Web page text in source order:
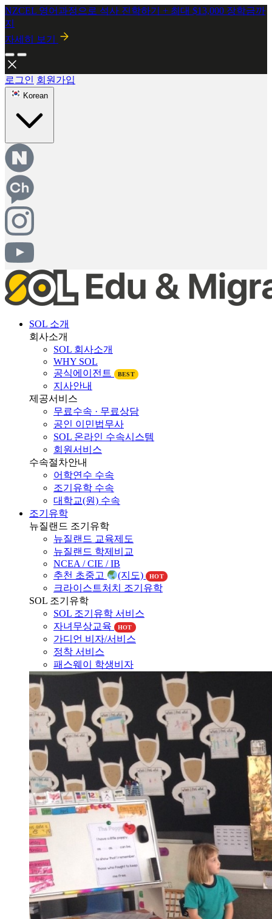
2026년 8월 시행! 뉴질랜드 SMC 개정안 안내
자세히보기
로그인
Korean
회사소개
SOL 회사소개
WHY SOL
공식에이전트
지사안내
제공서비스
무료수속 · 무료상담
공인 이민법무사
SOL 온라인 수속시스템
회원서비스
수속절차안내
어학연수 수속
조기유학 수속
대학교(원) 수속
조기유학
뉴질랜드 조기유학
뉴질랜드 교육제도
뉴질랜드 학제비교
NCEA / CIE / IB
추천 초중고
(지도)
크라이스트처치 조기유학
SOL 조기유학
SOL 조기유학 서비스
자녀무상교육
HOT
가디언 비자/서비스
정착 서비스
패스웨이 학생비자